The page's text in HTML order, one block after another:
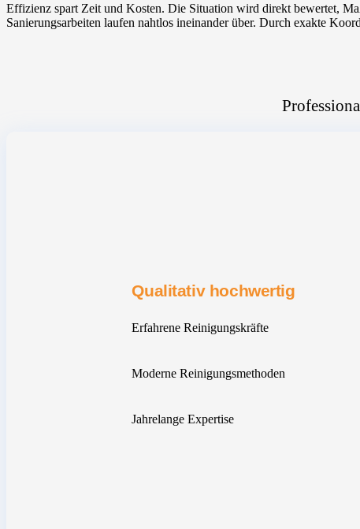
Effizienz spart Zeit und Kosten. Die Situation wird direkt bewertet,
Sanierungsarbeiten laufen nahtlos ineinander über. Durch exakte
Qualitativ hochwertig
Erfahrene Reinigungskräfte
Moderne Reinigungsmethoden
Jahrelange Expertise